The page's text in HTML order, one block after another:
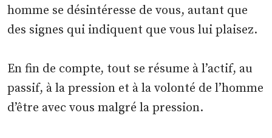
homme se désintéresse de vous, autant que
des signes qui indiquent que vous lui plaisez.
En fin de compte, tout se résume à l’actif, au
passif, à la pression et à la volonté de l’homme
d’être avec vous malgré la pression.